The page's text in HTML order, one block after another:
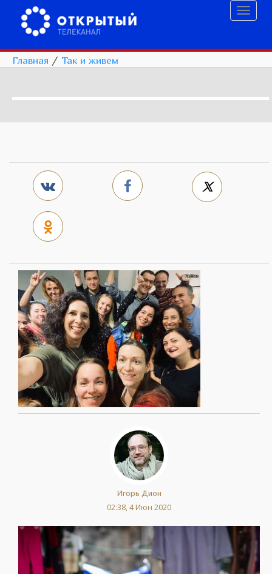
Главная / Так и живем
Игорь Дион
02:38, 4 Июн 2020